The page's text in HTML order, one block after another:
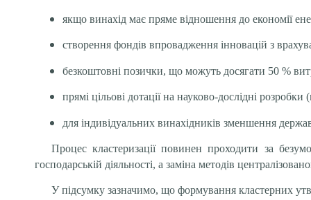
якщо винахід має пряме відношення до економії
створення фондів впровадження інновацій з
безкоштовні позички, що можуть досягати 50 %
прямі цільові дотації на науково-дослідні
для індивідуальних винахідників зменшення
Процес кластеризації повинен проходити за
господарській діяльності, а заміна методів
У підсумку зазначимо, що формування кластерних